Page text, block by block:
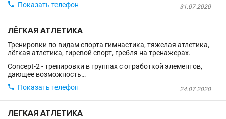
31.07.2020
 Показать телефон
ЛЁГКАЯ АТЛЕТИКА
Тренировки по видам спорта гимнастика, тяжелая атлетика,
лёгкая атлетика, гиревой спорт, гребля на тренажерах.
Concept-2 - тренировки в группах с отработкой элементов,
дающее возможность…
24.07.2020
 Показать телефон
ЛЕГКАЯ АТЛЕТИКА